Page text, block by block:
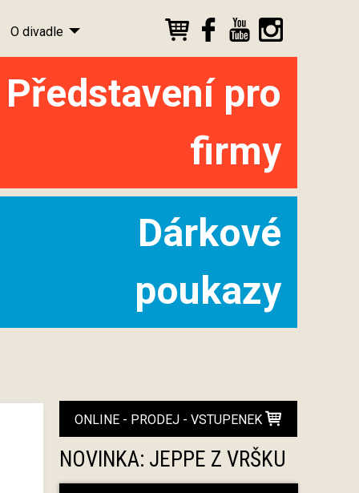
O divadle
Představení pro
firmy
Dárkové
poukazy
ONLINE - PRODEJ - VSTUPENEK
NOVINKA: JEPPE Z VRŠKU